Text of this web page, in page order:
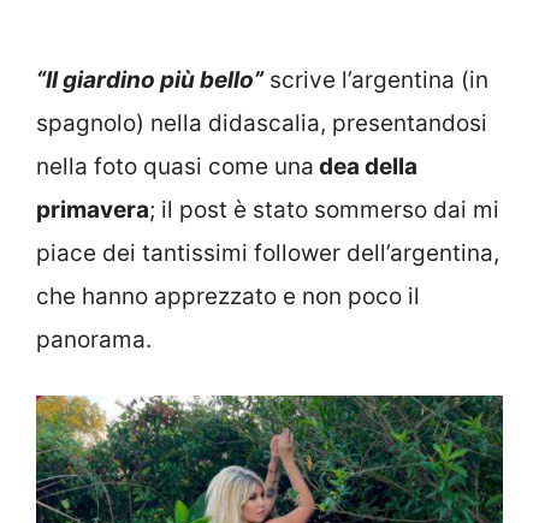
“Il giardino più bello”scrive l’argentina (in
spagnolo) nella didascalia, presentandosi
nella foto quasi come una dea della
primavera; il post è stato sommerso dai mi
piace dei tantissimi follower dell’argentina,
che hanno apprezzato e non poco il
panorama.